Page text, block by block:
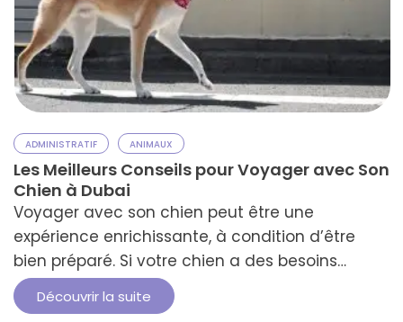
ADMINISTRATIF ANIMAUX
Les Meilleurs Conseils pour Voyager avec Son
Chien à Dubai
Voyager avec son chien peut être une
expérience enrichissante, à condition d’être
bien préparé. Si votre chien a des besoins
spécifiques ou des problèmes de santé,
assurez-vous de les prendre en compte dans
Découvrir la suite